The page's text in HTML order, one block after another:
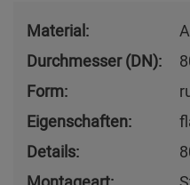
Material:
Durchmesser (DN):
Form:
Eigenschaften:
Details: